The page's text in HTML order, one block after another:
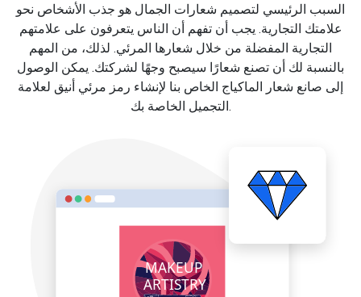
السبب الرئيسي لتصميم شعارات الجمال هو جذب الأشخاص نحو
علامتك التجارية. يجب أن تفهم أن الناس يتعرفون على علامتهم
التجارية المفضلة من خلال شعارها المرئي. لذلك، من المهم
بالنسبة لك أن تصنع شعارًا سيصبح وجهًا لشركتك. يمكن الوصول
إلى صانع شعار الماكياج الخاص بنا لإنشاء رمز مرئي أنيق لعلامة
التجميل الخاصة بك.